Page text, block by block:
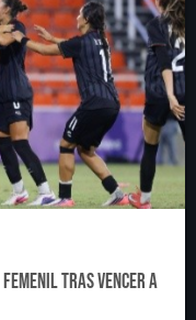
tras vencer a